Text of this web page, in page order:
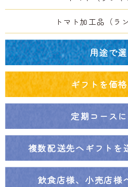
トマト加工品（ラ
用途で
ギフトを価
定期コース
複数配送先へギフトを
飲食店様、小売店様